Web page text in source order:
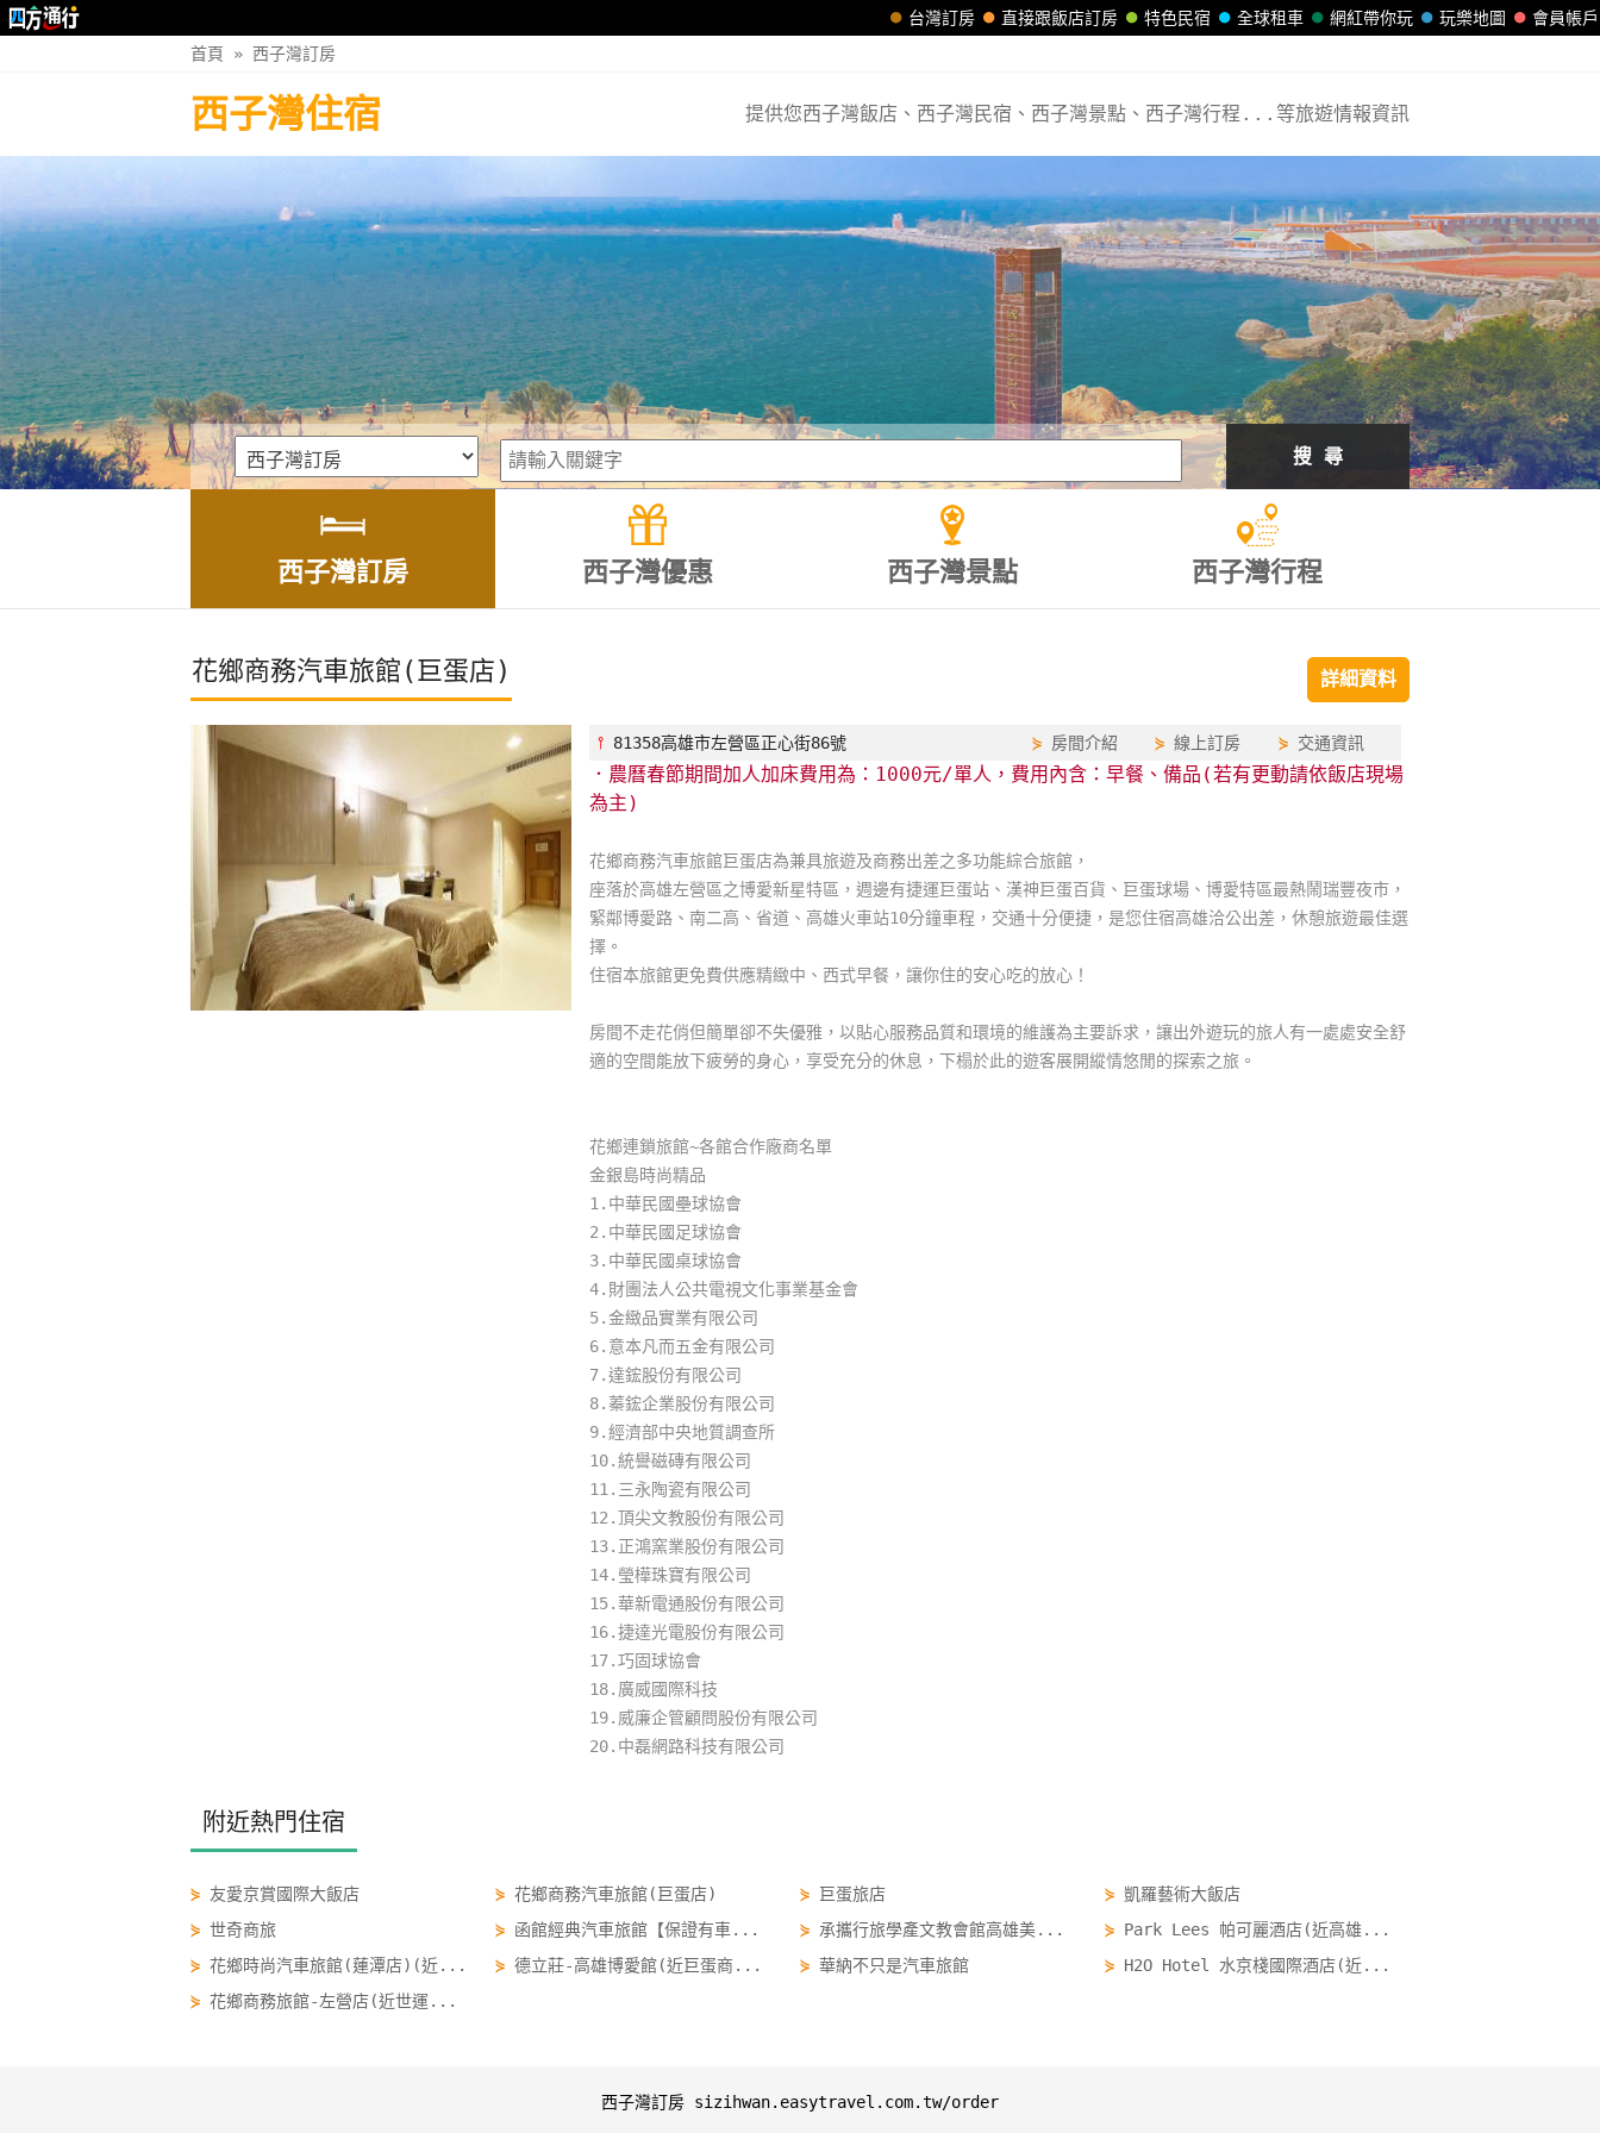
會員帳戶
玩樂地圖
網紅帶你玩
全球租車
特色民宿
直接跟飯店訂房
台灣訂房
首頁 » 西子灣訂房
西子灣住宿 提供您西子灣飯店、西子灣民宿、西子灣景點、西子灣行程...等旅遊情報資訊
搜 尋
西子灣訂房 西子灣優惠 西子灣景點 西子灣行程
花鄉商務汽車旅館(巨蛋店) 詳細資料
⫯ 81358高雄市左營區正心街86號 ⋟ 房間介紹 ⋟線上訂房 ⋟ 交通資訊
．農曆春節期間加人加床費用為：1000元/單人，費用內含：早餐、備品(若有更動請依飯店現場
為主)
花鄉商務汽車旅館巨蛋店為兼具旅遊及商務出差之多功能綜合旅館，
座落於高雄左營區之博愛新星特區，週邊有捷運巨蛋站、漢神巨蛋百貨、巨蛋球場、博愛特區最熱鬧瑞豐夜市，
緊鄰博愛路、南二高、省道、高雄火車站10分鐘車程，交通十分便捷，是您住宿高雄洽公出差，休憩旅遊最佳選
擇。
住宿本旅館更免費供應精緻中、西式早餐，讓你住的安心吃的放心！
房間不走花俏但簡單卻不失優雅，以貼心服務品質和環境的維護為主要訴求，讓出外遊玩的旅人有一處處安全舒
適的空間能放下疲勞的身心，享受充分的休息，下榻於此的遊客展開縱情悠閒的探索之旅。
花鄉連鎖旅館~各館合作廠商名單
金銀島時尚精品
1.中華民國壘球協會
2.中華民國足球協會
3.中華民國桌球協會
4.財團法人公共電視文化事業基金會
5.金緻品實業有限公司
6.意本凡而五金有限公司
7.達鋐股份有限公司
8.蓁鋐企業股份有限公司
9.經濟部中央地質調查所
10.統譽磁磚有限公司
11.三永陶瓷有限公司
12.頂尖文教股份有限公司
13.正鴻窯業股份有限公司
14.瑩樺珠寶有限公司
15.華新電通股份有限公司
16.捷達光電股份有限公司
17.巧固球協會
18.廣威國際科技
19.威廉企管顧問股份有限公司
20.中磊網路科技有限公司
附近熱門住宿
⋟ 友愛京賞國際大飯店 ⋟ 花鄉商務汽車旅館(巨蛋店) ⋟ 巨蛋旅店 ⋟ 凱羅藝術大飯店
⋟ 世奇商旅 ⋟ 函館經典汽車旅館【保證有車... ⋟ 承攜行旅學產文教會館高雄美... ⋟ Park Lees 帕可麗酒店(近高雄...
⋟ 花鄉時尚汽車旅館(蓮潭店)(近... ⋟ 德立莊-高雄博愛館(近巨蛋商... ⋟ 華納不只是汽車旅館 ⋟ H2O Hotel 水京棧國際酒店(近...
⋟ 花鄉商務旅館-左營店(近世運...
西子灣訂房 sizihwan.easytravel.com.tw/order